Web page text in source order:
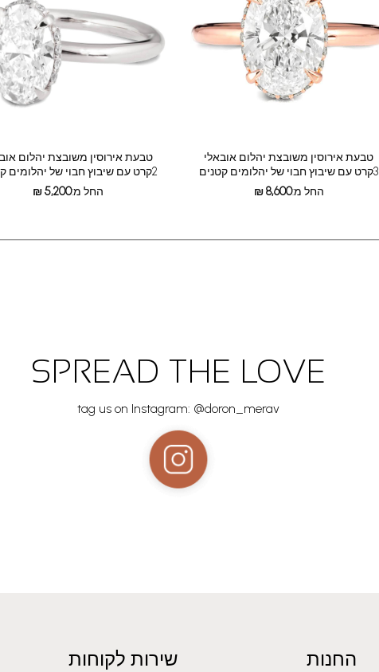
טבעת אירוסין משובצת יהלום אובאלי
3קרט עם שיבוץ חבוי של יהלומים קטנים
החל מ:
₪8,600
טבעת אירוסין משובצת יהלום
2קרט עם שיבוץ חבוי של יהלומים קטנים
החל מ:
₪5,200
SPREAD THE LOVE
tag us on Instagram: @doron_merav
החנות שירות לקוחות